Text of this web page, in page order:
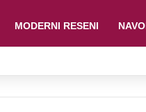
MODERNI RESENI